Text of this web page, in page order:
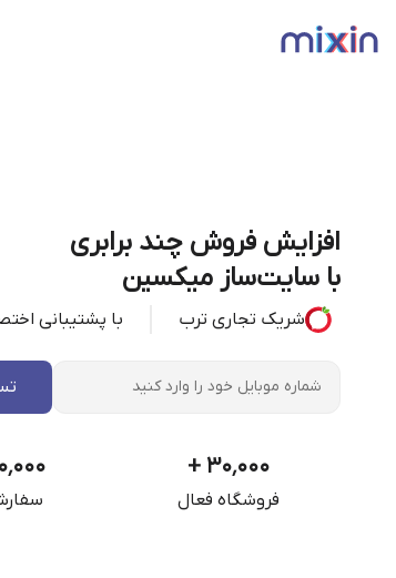
افزایش فروش چند برابری
با سایت‌ساز میکسین
شریک تجاری ترب با پشتیبانی
۳۰٬۰۰۰ +
فروشگاه فعال